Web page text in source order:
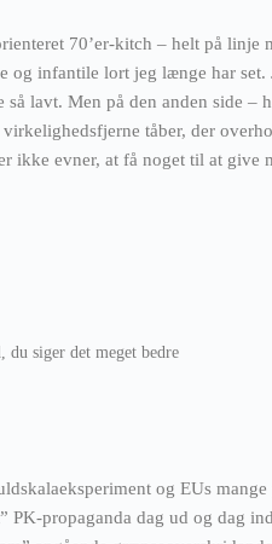
70’er-kitch – helt på linje
og infantile lort jeg længe har set.
så lavt. Men på den anden side –
tåber, der
ikke evner, at få noget til at give
siger det meget bedre
og EUs
PK-propaganda dag ud og dag